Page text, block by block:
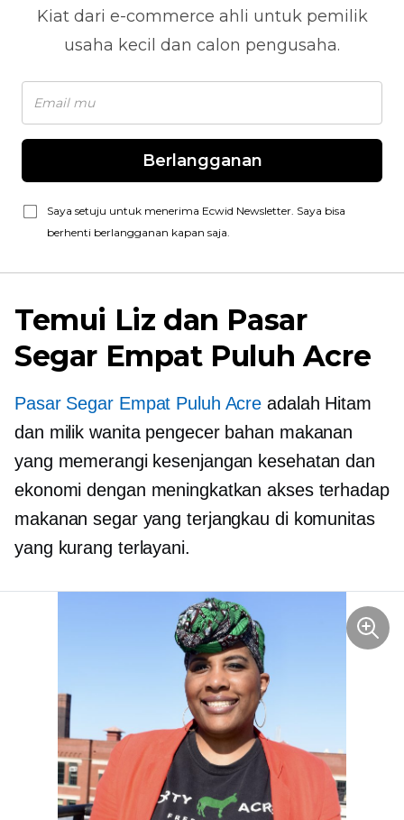
Kiat dari e-commerce ahli untuk pemilik
usaha kecil dan calon pengusaha.
Berlangganan
Saya setuju untuk menerima Ecwid Newsletter. Saya bisa
berhenti berlangganan kapan saja.
Temui Liz dan Pasar
Segar Empat Puluh Acre
Pasar Segar Empat Puluh Acre adalah Hitam
dan milik wanitapengecer bahan makanan
yang memerangi kesenjangan kesehatan dan
ekonomi dengan meningkatkan akses terhadap
makanan segar yang terjangkau di komunitas
yang kurang terlayani.